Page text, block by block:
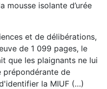
mousse isolante d’urée
et de délibérations,
de 1 099 pages, le
que les plaignants ne lui
prépondérante de
la MIUF (…)